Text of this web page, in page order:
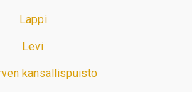
Lappi
Levi
kansallispuisto